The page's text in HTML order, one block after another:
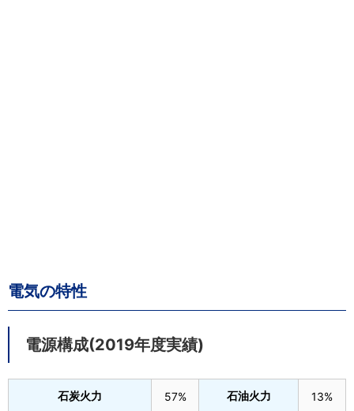
電気の特性
電源構成(2019年度実績)
石炭火力 57% 石油火力 13%